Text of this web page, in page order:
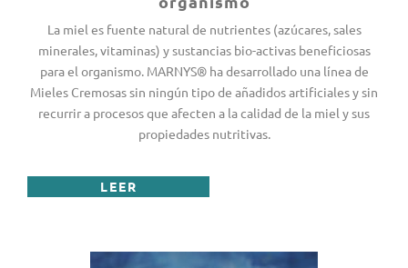
La miel es fuente natural de nutrientes (azúcares, sales
minerales, vitaminas) y sustancias bio-activas beneficiosas
para el organismo. MARNYS® ha desarrollado una línea de
Mieles Cremosas sin ningún tipo de añadidos artificiales y sin
recurrir a procesos que afecten a la calidad de la miel y sus
propiedades nutritivas.
LEER